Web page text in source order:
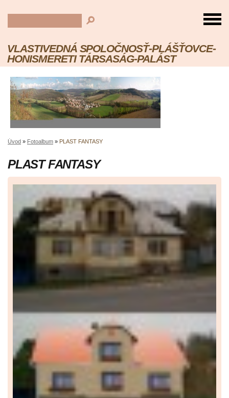
VLASTIVEDNÁ SPOLOČNOSŤ-PLÁŠŤOVCE-
HONISMERETI TÁRSASÁG-PALÁST
Úvod » Fotoalbum » PLAST FANTASY
PLAST FANTASY